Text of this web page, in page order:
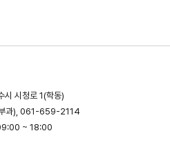
시청로 1(학동)
과), 061-659-2114
~ 18:00